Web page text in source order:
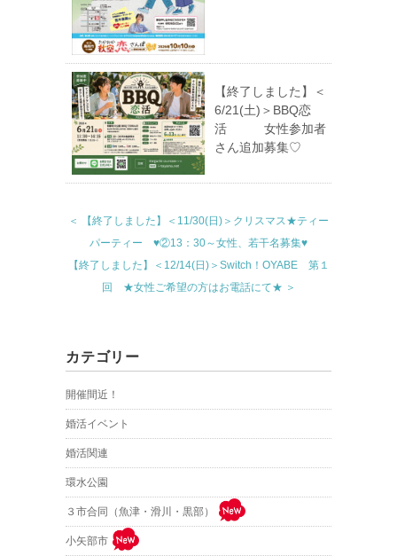
【終了しました】＜
6/21(土)＞BBQ恋
活 女性参加者
さん追加募集♡
＜ 【終了しました】＜11/30(日)＞クリスマス★ティー
パーティー ♥②13：30～女性、若干名募集♥
【終了しました】＜12/14(日)＞Switch！OYABE 第１
回 ★女性ご希望の方はお電話にて★ ＞
カテゴリー
開催間近！
婚活イベント
婚活関連
環水公園
３市合同（魚津・滑川・黒部）
小矢部市